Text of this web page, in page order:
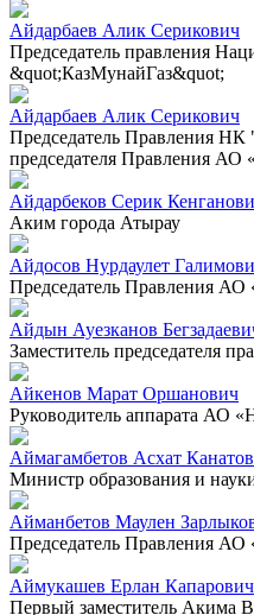
Айдарбаев Алик Серикович
Председатель правления
&quot;КазМунайГаз&quot;
Айдарбаев Алик Серикович
Председатель Правления НК
председателя Правления
Айдарбеков Серик
Аким города Атырау
Айдосов Нурдаулет
Председатель Правления АО
Айдын Ауезканов
Заместитель председателя
Айкенов Марат Оршанович
Руководитель аппарата АО
Аймагамбетов Асхат
Министр образования и
Айманбетов Маулен
Председатель Правления АО
Аймукашев Ерлан Капарович
Первый заместитель Акима